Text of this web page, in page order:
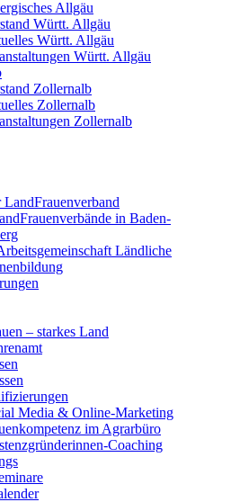
Allgäu
Württ. Allgäu
Württ. Allgäu
Württ. Allgäu
Zollernalb
Zollernalb
Zollernalb
LandFrauenverband
in Baden-
Ländliche
– starkes Land
Media & Online-Marketing
im Agrarbüro
Coaching